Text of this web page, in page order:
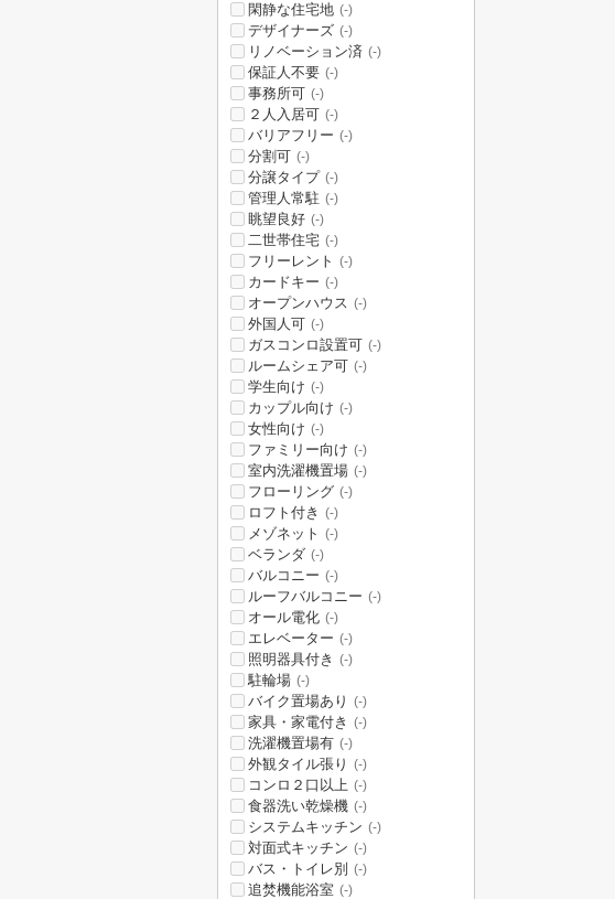
閑静な住宅地 (-)
デザイナーズ (-)
リノベーション済 (-)
保証人不要 (-)
事務所可 (-)
２人入居可 (-)
バリアフリー (-)
分割可 (-)
分譲タイプ (-)
管理人常駐 (-)
眺望良好 (-)
二世帯住宅 (-)
フリーレント (-)
カードキー (-)
オープンハウス (-)
外国人可 (-)
ガスコンロ設置可 (-)
ルームシェア可 (-)
学生向け (-)
カップル向け (-)
女性向け (-)
ファミリー向け (-)
室内洗濯機置場 (-)
フローリング (-)
ロフト付き (-)
メゾネット (-)
ベランダ (-)
バルコニー (-)
ルーフバルコニー (-)
オール電化 (-)
エレベーター (-)
照明器具付き (-)
駐輪場 (-)
バイク置場あり (-)
家具・家電付き (-)
洗濯機置場有 (-)
外観タイル張り (-)
コンロ２口以上 (-)
食器洗い乾燥機 (-)
システムキッチン (-)
対面式キッチン (-)
バス・トイレ別 (-)
追焚機能浴室 (-)